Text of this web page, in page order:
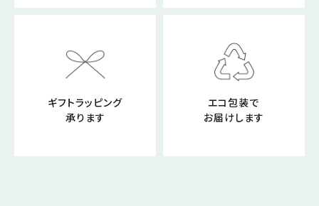
ギフトラッピング
承ります
エコ包装で
お届けします